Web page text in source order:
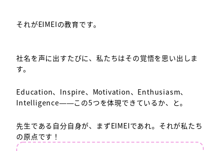
それがEIMEIの教育です。
社名を声に出すたびに、私たちはその覚悟を思い出しま
す。
Education、Inspire、Motivation、Enthusiasm、
Intelligence——この5つを体現できているか、と。
先生である自分自身が、まずEIMEIであれ。それが私たち
の原点です！